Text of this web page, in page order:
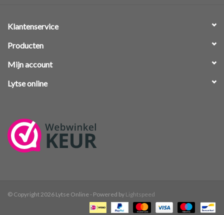
Klantenservice
Producten
Mijn account
Lytse online
© Copyright 2026 Lytse Online - Powered by Lightspeed